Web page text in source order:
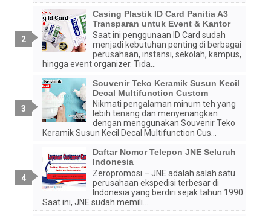
Casing Plastik ID Card Panitia A3
Transparan untuk Event & Kantor
Saat ini penggunaan ID Card sudah
menjadi kebutuhan penting di berbagai
perusahaan, instansi, sekolah, kampus,
hingga event organizer. Tida...
Souvenir Teko Keramik Susun Kecil
Decal Multifunction Custom
Nikmati pengalaman minum teh yang
lebih tenang dan menyenangkan
dengan menggunakan Souvenir Teko
Keramik Susun Kecil Decal Multifunction Cus...
Daftar Nomor Telepon JNE Seluruh
Indonesia
Zeropromosi – JNE adalah salah satu
perusahaan ekspedisi terbesar di
Indonesia yang berdiri sejak tahun 1990.
Saat ini, JNE sudah memili...